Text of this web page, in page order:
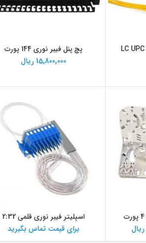
پچ پنل فیبر نوری 144 پورت
15,800,000 ریال
ریال
اسپلیتر فیبر نوری قلمی 2:32
برای قیمت تماس بگیرید